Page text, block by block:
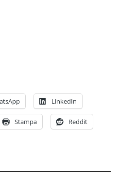
LinkedIn
Stampa Reddit